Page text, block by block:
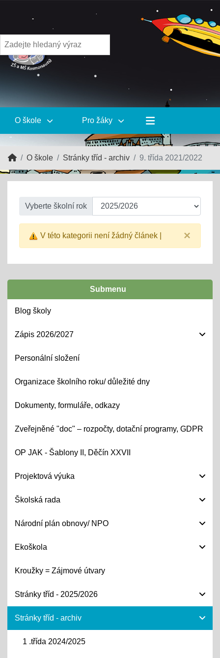
O škole Pro žáky
O škole Stránky tříd - archiv 9. třída 2021/2022
Vyberte školní rok
×
V této kategorii není žádný článek |
Submenu
Blog školy
Zápis 2026/2027
Personální složení
Organizace školního roku/ důležité dny
Dokumenty, formuláře, odkazy
Zveřejněné "doc" – rozpočty, dotační programy, GDPR
OP JAK - Šablony II, Děčín XXVII
Projektová výuka
Školská rada
Národní plán obnovy/ NPO
Ekoškola
Kroužky = Zájmové útvary
Stránky tříd - 2025/2026
Stránky tříd - archiv
1 .třída 2024/2025